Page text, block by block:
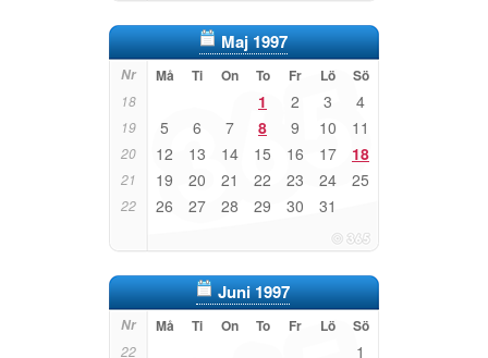
Maj 1997
Nr Må Ti On To Fr Lö Sö
18 1 2 3 4
19 5 6 7 8 9 10 11
20 12 13 14 15 16 17 18
21 19 20 21 22 23 24 25
22 26 27 28 29 30 31
Juni 1997
Nr Må Ti On To Fr Lö Sö
22 1